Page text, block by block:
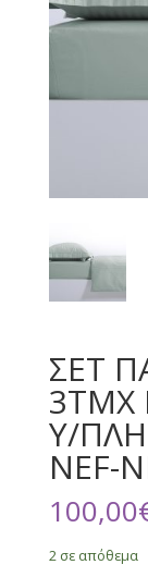
ΣΕΤ
3ΤΜΧ
Υ/ΠΛΗ
NEF-
100,00
2 σε απόθεμα